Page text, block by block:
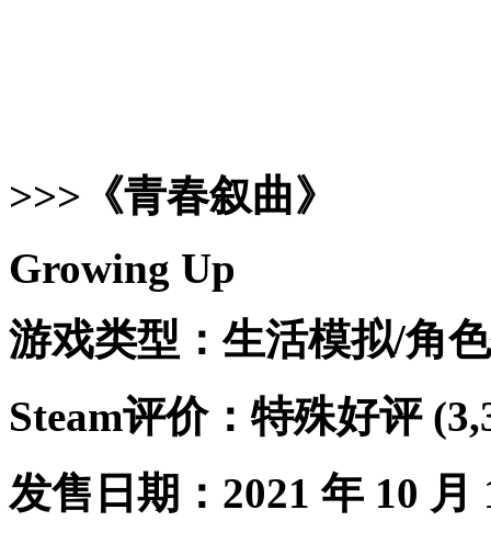
>>>《青春叙曲》
Growing Up
游戏类型：生活模拟/角
Steam评价：特殊好评
发售日期：2021 年 10 月